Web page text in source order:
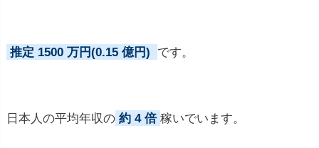
推定 1500 万円(0.15 億円) です。
日本人の平均年収の 約 4 倍 稼いでいます。